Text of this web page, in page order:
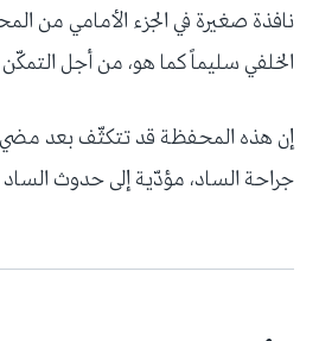
نافذة صغيرة في الجزء الأمامي من
الخلفي سليماً كما هو، من أجل
إن هذه المحفظة قد تتكثّف بعد مضي
جراحة الساد، مؤدّية إلى حدوث الساد